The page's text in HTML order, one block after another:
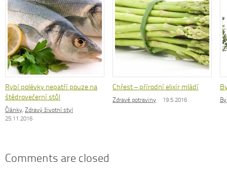
Rybí polévky nepatří pouze na
štědrovečerní stůl
Články, Zdravý životní styl
25.11.2016
Chřest – přírodní elixír mládí
Zdravé potraviny 19.5.2016
Comments are closed